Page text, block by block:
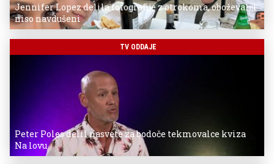
Jennifer Lopez delila fotografije z otrokoma, oboževalci
niso navdušeni
TV ODDAJE
Peter Poles delil nasvete za bodoče tekmovalce kviza
Na lovu